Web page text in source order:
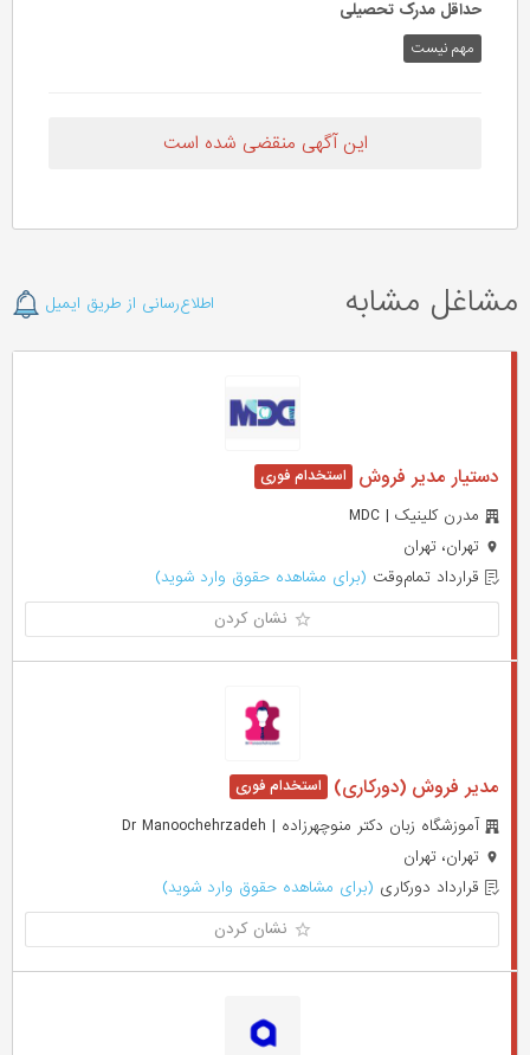
حداقل مدرک تحصیلی
مهم نیست
این آگهی منقضی شده است
مشاغل مشابه اطلاع‌رسانی از طریق ایمیل
دستیار مدیر فروش
مدرن کلینیک | MDC
تهران، تهران
قرارداد تمام‌وقت (برای مشاهده حقوق وارد شوید)
نشان کردن
مدیر فروش (دورکاری)
آموزشگاه زبان دکتر منوچهرزاده | Dr Manoochehrzadeh
تهران، تهران
قرارداد دورکاری (برای مشاهده حقوق وارد شوید)
نشان کردن